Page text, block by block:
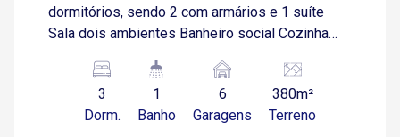
dormitórios, sendo 2 com armários e 1 suíte
Sala dois ambientes Banheiro social Cozinha
empregados com WC Quintal amplo Área de
serviço com armários Área gourmet com
churrasqueira Piscina
3
Dorm.
1
Banho
6
Garagens
380m²
Terreno